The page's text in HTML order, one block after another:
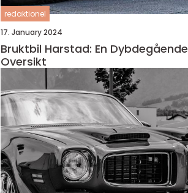
redaktionel
17. January 2024
Bruktbil Harstad: En Dybdegående
Oversikt